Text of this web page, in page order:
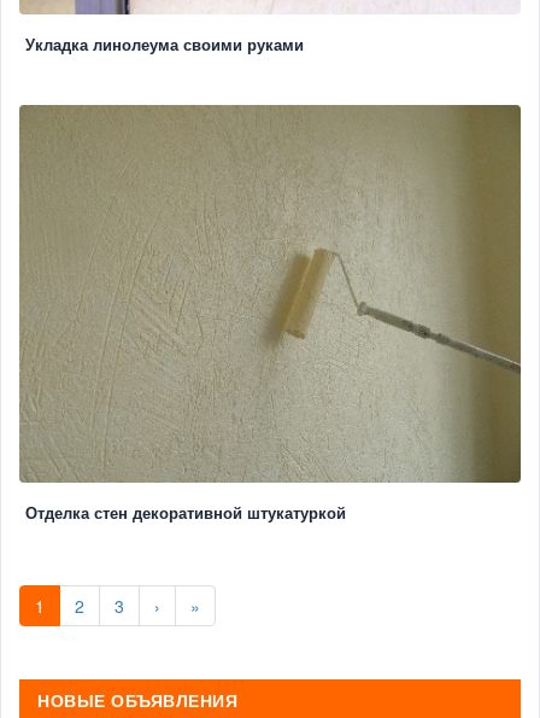
Укладка линолеума своими руками
Отделка стен декоративной штукатуркой
1 2 3 › »
НОВЫЕ ОБЪЯВЛЕНИЯ